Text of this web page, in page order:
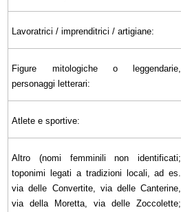
Lavoratrici / imprenditrici / artigiane:
Figure mitologiche o leggendarie,
personaggi letterari:
Atlete e sportive:
Altro (nomi femminili non identificati;
toponimi legati a tradizioni locali, ad es.
via delle Convertite, via delle Canterine,
via della Moretta, via delle Zoccolette;